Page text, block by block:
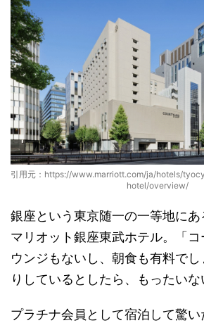
引用元：https://www.marriott.com/ja/hotels/
hotel/overview/
銀座という東京随一の一等地にあ
マリオット銀座東武ホテル。「
ウンジもないし、朝食も有料で
りしているとしたら、もったいな
プラチナ会員として宿泊して驚